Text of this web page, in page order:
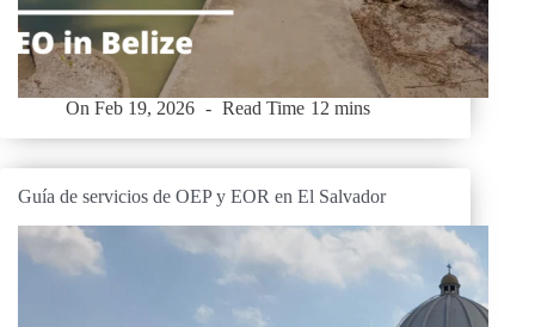
On Feb 19, 2026 Read Time 12 mins
Guía de servicios de OEP y EOR en El Salvador